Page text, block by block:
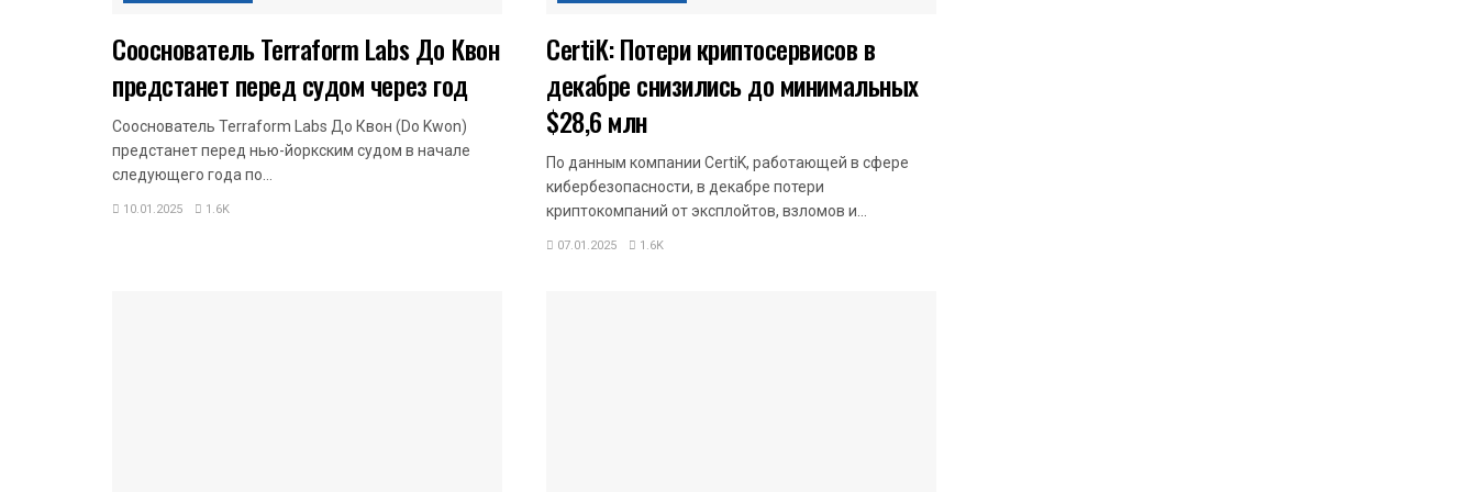
Сооснователь Terraform Labs До Квон
предстанет перед судом через год
Сооснователь Terraform Labs До Квон (Do Kwon)
предстанет перед нью-йоркским судом в начале
следующего года по...
10.01.2025 1.6K
CertiK: Потери криптосервисов в
декабре снизились до минимальных
$28,6 млн
По данным компании CertiK, работающей в сфере
кибербезопасности, в декабре потери
криптокомпаний от эксплойтов, взломов и...
07.01.2025 1.6K